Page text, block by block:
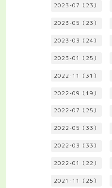
2023-07（23）
2023-05（23）
2023-03（24）
2023-01（25）
2022-11（31）
2022-09（19）
2022-07（25）
2022-05（33）
2022-03（33）
2022-01（22）
2021-11（25）